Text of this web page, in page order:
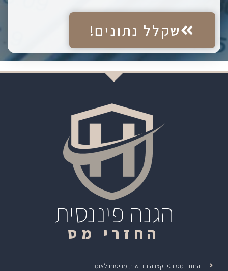
שקלל נתונים!
הגנה פיננסית
החזרי מס
החזרי מס בגין קצבה חודשית מביטוח לאומי